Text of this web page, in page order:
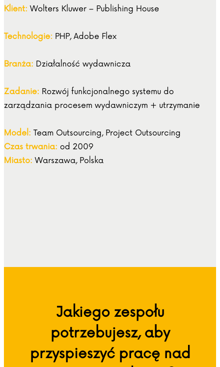
Klient: Wolters Kluwer – Publishing House
Technologie: PHP, Adobe Flex
Branża: Działalność wydawnicza
Zadanie: Rozwój funkcjonalnego systemu do
zarządzania procesem wydawniczym + utrzymanie
Model: Team Outsourcing, Project Outsourcing
Czas trwania: od 2009
Miasto: Warszawa, Polska
Jakiego zespołu
potrzebujesz, aby
przyspieszyć pracę nad